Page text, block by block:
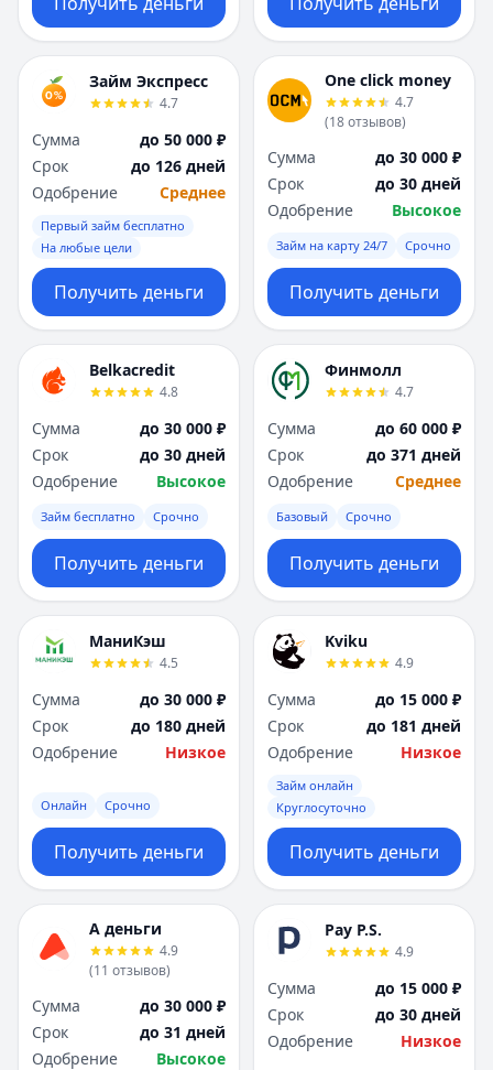
Займ Экспресс
4.7
Сумма
до 50 000 ₽
Срок
до 126 дней
Одобрение
Среднее
Первый займ бесплатно
На любые цели
Получить деньги
One click money
4.7
(18отзывов)
Сумма
до 30 000 ₽
Срок
до 30 дней
Одобрение
Высокое
Займ на карту 24/7 Срочно
Получить деньги
Belkacredit
4.8
Сумма
до 30 000 ₽
Срок
до 30 дней
Одобрение
Высокое
Займ бесплатно Срочно
Получить деньги
Финмолл
4.7
Сумма
до 60 000 ₽
Срок
до 371 дней
Одобрение
Среднее
Базовый Срочно
Получить деньги
МаниКэш
4.5
Сумма
до 30 000 ₽
Срок
до 180 дней
Одобрение
Низкое
Онлайн Срочно
Получить деньги
Kviku
4.9
Сумма
до 15 000 ₽
Срок
до 181 дней
Одобрение
Низкое
Займ онлайн
Круглосуточно
Получить деньги
А деньги
4.9
(11 отзывов)
Сумма
до 30 000 ₽
Срок
до 31 дней
Одобрение
Высокое
Pay P.S.
4.9
Сумма
до 15 000 ₽
Срок
до 30 дней
Одобрение
Низкое